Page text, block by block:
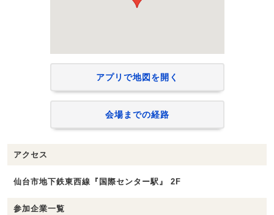
アプリで地図を開く
会場までの経路
アクセス
仙台市地下鉄東西線『国際センター駅』 2F
参加企業一覧